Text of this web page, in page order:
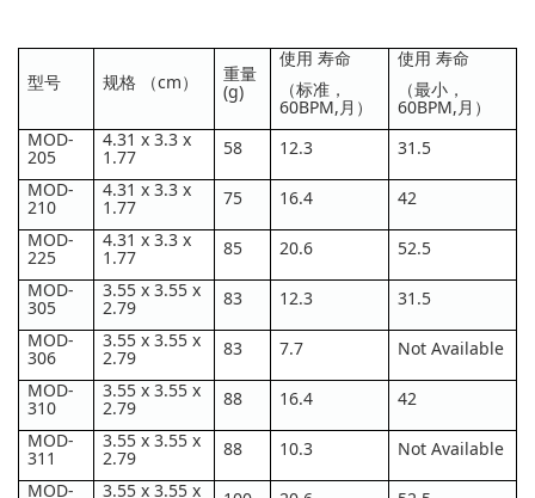
型号 规格 （cm） 重量
(g)
使用 寿命
（标准，
60BPM,月）
使用 寿命
（最小，
60BPM,月）
MOD-
205
4.31 x 3.3 x
1.77 58 12.3
31.5
MOD-
210
4.31 x 3.3 x
1.77 75 16.4
42
MOD-
225
4.31 x 3.3 x
1.77 85 20.6
52.5
MOD-
305
3.55 x 3.55 x
2.79 83 12.3
31.5
MOD-
306
3.55 x 3.55 x
2.79 83 7.7
Not Available
MOD-
310
3.55 x 3.55 x
2.79 88 16.4
42
MOD-
311
3.55 x 3.55 x
2.79 88 10.3
Not Available
MOD-
3.55 x 3.55 x